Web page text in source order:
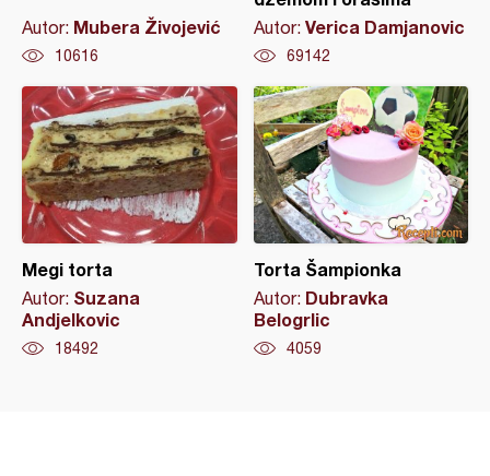
Autor: Mubera Živojević
10616
Autor: Verica Damjanovic
69142
Megi torta
Autor: Suzana
Andjelkovic
18492
Torta Šampionka
Autor: Dubravka
Belogrlic
4059